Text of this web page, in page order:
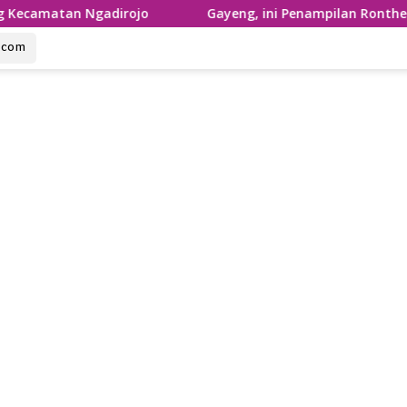
Ngadirojo Gayeng, ini Penampilan Ronthek Laskar